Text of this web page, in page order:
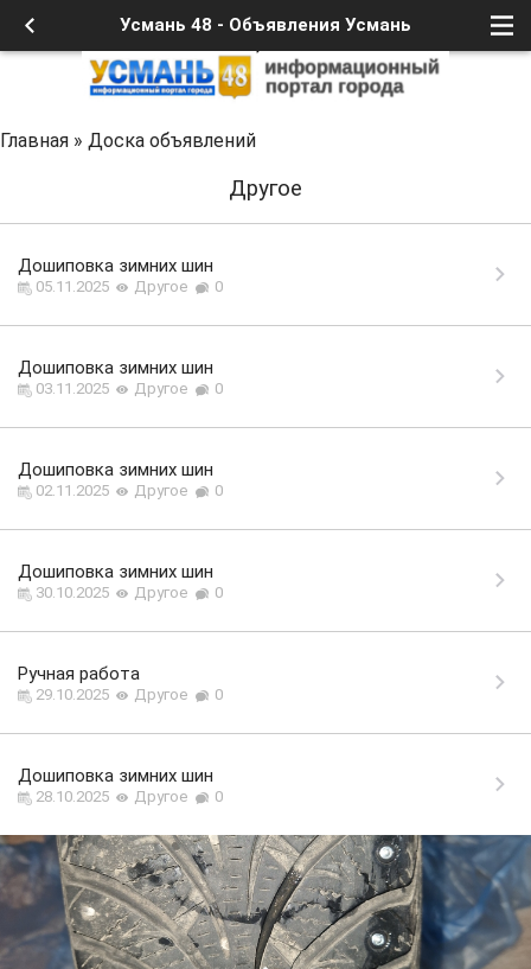
Усмань 48 - Объявления Усмань
Главная » Доска объявлений
Другое
Дошиповка зимних шин
05.11.2025 Другое 0
Дошиповка зимних шин
03.11.2025 Другое 0
Дошиповка зимних шин
02.11.2025 Другое 0
Дошиповка зимних шин
30.10.2025 Другое 0
Ручная работа
29.10.2025 Другое 0
Дошиповка зимних шин
28.10.2025 Другое 0